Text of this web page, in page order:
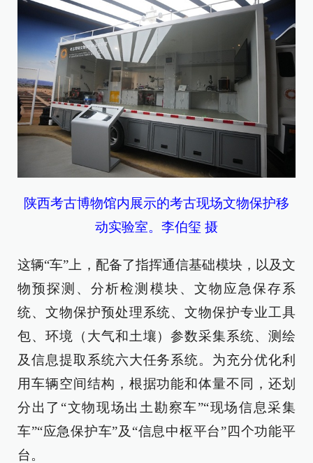
陕西考古博物馆内展示的考古现场文物保护移
动实验室。李伯玺 摄
这辆“车”上，配备了指挥通信基础模块，以及文
物预探测、分析检测模块、文物应急保存系
统、文物保护预处理系统、文物保护专业工具
包、环境（大气和土壤）参数采集系统、测绘
及信息提取系统六大任务系统。为充分优化利
用车辆空间结构，根据功能和体量不同，还划
分出了“文物现场出土勘察车”“现场信息采集
车”“应急保护车”及“信息中枢平台”四个功能平
台。